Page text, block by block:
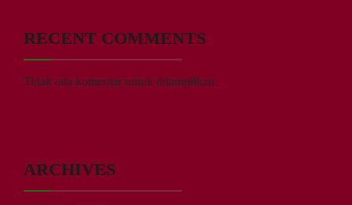
RECENT COMMENTS
Tidak ada komentar untuk ditampilkan.
ARCHIVES